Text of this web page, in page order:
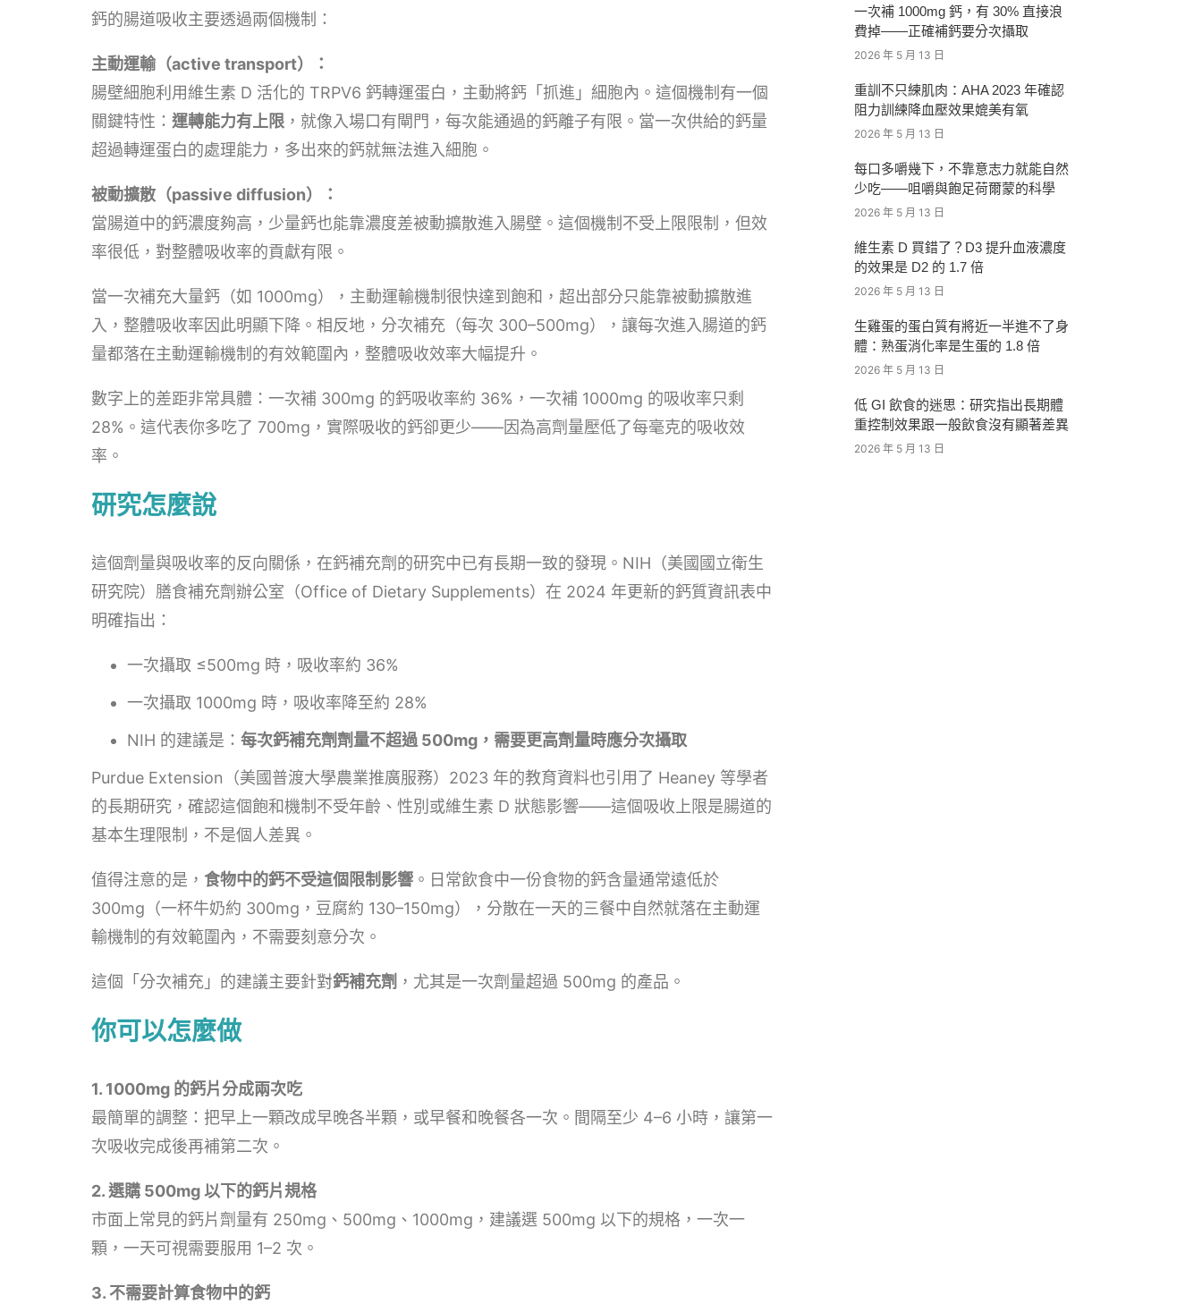
鈣的腸道吸收主要透過兩個機制：
主動運輸（active transport）：
腸壁細胞利用維生素 D 活化的 TRPV6 鈣轉運蛋白，主動將鈣「抓進」細胞內。這個機制有一個
關鍵特性： 運轉能力有上限 ，就像入場口有閘門，每次能通過的鈣離子有限。當一次供給的鈣量
超過轉運蛋白的處理能力，多出來的鈣就無法進入細胞。
被動擴散（passive diffusion）：
當腸道中的鈣濃度夠高，少量鈣也能靠濃度差被動擴散進入腸壁。這個機制不受上限限制，但效
率很低，對整體吸收率的貢獻有限。
當一次補充大量鈣（如 1000mg），主動運輸機制很快達到飽和，超出部分只能靠被動擴散進
入，整體吸收率因此明顯下降。相反地，分次補充（每次 300–500mg），讓每次進入腸道的鈣
量都落在主動運輸機制的有效範圍內，整體吸收效率大幅提升。
數字上的差距非常具體：一次補 300mg 的鈣吸收率約 36%，一次補 1000mg 的吸收率只剩
28%。這代表你多吃了 700mg，實際吸收的鈣卻更少——因為高劑量壓低了每毫克的吸收效
率。
研究怎麼說
這個劑量與吸收率的反向關係，在鈣補充劑的研究中已有長期一致的發現。NIH（美國國立衛生
研究院）膳食補充劑辦公室（Office of Dietary Supplements）在 2024 年更新的鈣質資訊表中
明確指出：
一次攝取 ≤500mg 時，吸收率約 36%
一次攝取 1000mg 時，吸收率降至約 28%
NIH 的建議是： 每次鈣補充劑劑量不超過 500mg，需要更高劑量時應分次攝取
Purdue Extension（美國普渡大學農業推廣服務）2023 年的教育資料也引用了 Heaney 等學者
的長期研究，確認這個飽和機制不受年齡、性別或維生素 D 狀態影響——這個吸收上限是腸道的
基本生理限制，不是個人差異。
值得注意的是， 食物中的鈣不受這個限制影響 。日常飲食中一份食物的鈣含量通常遠低於
300mg（一杯牛奶約 300mg，豆腐約 130–150mg），分散在一天的三餐中自然就落在主動運
輸機制的有效範圍內，不需要刻意分次。
這個「分次補充」的建議主要針對鈣補充劑 ，尤其是一次劑量超過 500mg 的產品。
你可以怎麼做
1. 1000mg 的鈣片分成兩次吃
最簡單的調整：把早上一顆改成早晚各半顆，或早餐和晚餐各一次。間隔至少 4–6 小時，讓第一
次吸收完成後再補第二次。
2. 選購 500mg 以下的鈣片規格
市面上常見的鈣片劑量有 250mg、500mg、1000mg，建議選 500mg 以下的規格，一次一
顆，一天可視需要服用 1–2 次。
3. 不需要計算食物中的鈣
一次補 1000mg 鈣，有 30% 直接浪
費掉——正確補鈣要分次攝取
2026 年 5 月 13 日
重訓不只練肌肉：AHA 2023 年確認
阻力訓練降血壓效果媲美有氧
2026 年 5 月 13 日
每口多嚼幾下，不靠意志力就能自然
少吃——咀嚼與飽足荷爾蒙的科學
2026 年 5 月 13 日
維生素 D 買錯了？D3 提升血液濃度
的效果是 D2 的 1.7 倍
2026 年 5 月 13 日
生雞蛋的蛋白質有將近一半進不了身
體：熟蛋消化率是生蛋的 1.8 倍
2026 年 5 月 13 日
低 GI 飲食的迷思：研究指出長期體
重控制效果跟一般飲食沒有顯著差異
2026 年 5 月 13 日